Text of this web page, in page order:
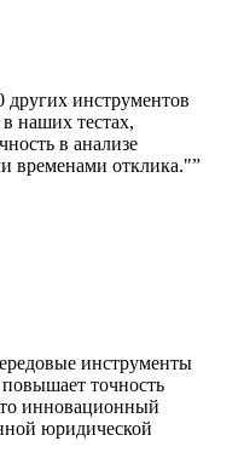
других инструментов
наших тестах,
в анализе
временами отклика."”
инструменты
повышает точность
инновационный
юридической